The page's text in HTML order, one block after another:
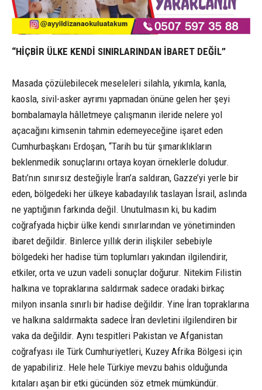
“HİÇBİR ÜLKE KENDİ SINIRLARINDAN İBARET DEĞİL”
Masada çözülebilecek meseleleri silahla, yıkımla, kanla,
kaosla, sivil-asker ayrımı yapmadan önüne gelen her şeyi
bombalamayla hâlletmeye çalışmanın ileride nelere yol
açacağını kimsenin tahmin edemeyeceğine işaret eden
Cumhurbaşkanı Erdoşan, “Tarih bu tür şımarıklıkların
beklenmedik sonuçlarını ortaya koyan örneklerle doludur.
Batı’nın sınırsız desteğiyle İran’a saldıran, Gazze’yi yerle bir
eden, bölgedeki her ülkeye kabadayılık taslayan İsrail, aslında
ne yaptığının farkında değil. Unutulmasın ki, bu kadim
coğrafyada hiçbir ülke kendi sınırlarından ve yönetiminden
ibaret değildir. Binlerce yıllık derin ilişkiler sebebiyle
bölgedeki her hadise tüm toplumları yakından ilgilendirir,
etkiler, orta ve uzun vadeli sonuçlar doğurur. Nitekim Filistin
halkına ve topraklarına saldırmak sadece oradaki birkaç
milyon insanla sınırlı bir hadise değildir. Yine İran topraklarına
ve halkına saldırmakta sadece İran devletini ilgilendiren bir
vaka da değildir. Aynı tespitleri Pakistan ve Afganistan
coğrafyası ile Türk Cumhuriyetleri, Kuzey Afrika Bölgesi için
de yapabiliriz. Hele hele Türkiye mevzu bahis olduğunda
kıtaları aşan bir etki gücünden söz etmek mümkündür.